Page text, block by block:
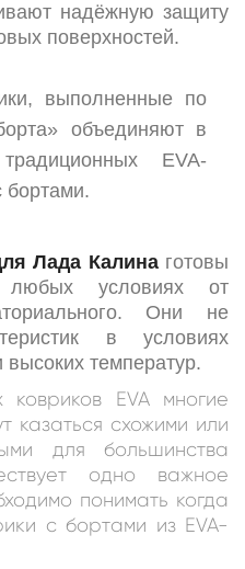
надёжную защиту
поверхностей.
выполненные по
объединяют в
EVA-
бортами.
Лада Калинаготовы
условиях от
Они не
в условиях
высоких температур.
EVA многие
казаться схожими или
для большинства
одно важное
понимать когда
c бортами из EVA-